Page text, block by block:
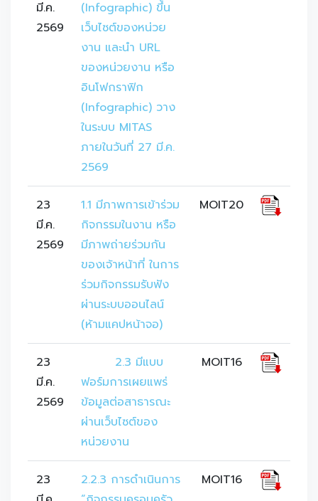
มี.ค.
2569
(Infographic) ขึ้น
เว็บไซต์ของหน่วย
งาน และนำ URL
ของหน่วยงาน หรือ
อินโฟกราฟิก
(Infographic) วาง
ในระบบ MITAS
ภายในวันที่ 27 มี.ค.
2569
23
มี.ค.
2569
1.1 มีภาพการเข้าร่วม
กิจกรรมในงาน หรือ
มีภาพถ่ายร่วมกัน
ของเจ้าหน้าที่ ในการ
ร่วมกิจกรรมรับฟัง
ผ่านระบบออนไลน์
(ห้ามแคปหน้าจอ)
MOIT20
23
มี.ค.
2569
ฟอร์มการเผยแพร่
ข้อมูลต่อสาธารณะ
ผ่านเว็บไซต์ของ
หน่วยงาน
MOIT16
23
2.2.3 การดำเนินการ
MOIT16